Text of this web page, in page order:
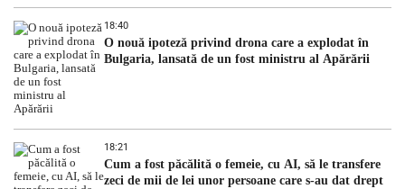
18:40
O nouă ipoteză privind drona care a explodat în
Bulgaria, lansată de un fost ministru al Apărării
18:21
Cum a fost păcălită o femeie, cu AI, să le transfere
zeci de mii de lei unor persoane care s-au dat drept